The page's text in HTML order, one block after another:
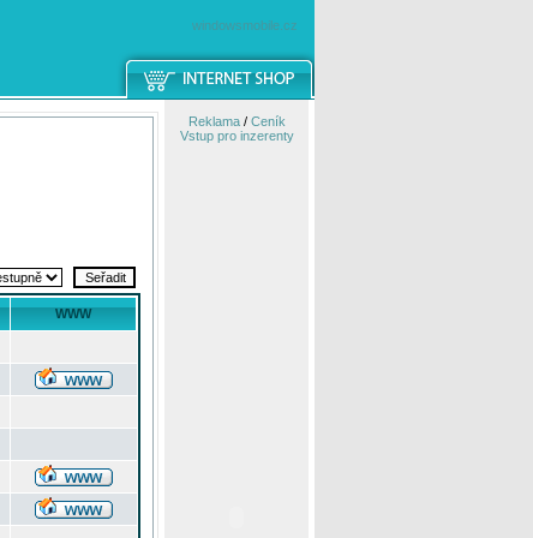
windowsmobile.cz
WWW
Reklama/ Ceník
Vstup pro inzerenty